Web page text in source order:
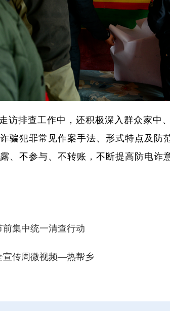
访排查工作中，还积极深入群众家中
骗犯罪常见作案手法、形式特点及
、不参与、不转账，不断提高防电
前集中统一清查行动
宣传周微视频—热帮乡